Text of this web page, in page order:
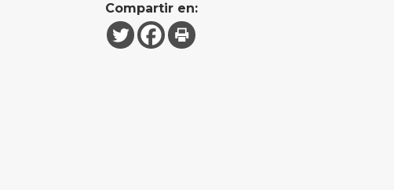
Compartir en: